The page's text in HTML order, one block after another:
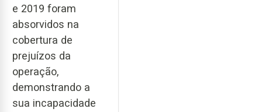
e 2019 foram
absorvidos na
cobertura de
prejuízos da
operação,
demonstrando a
sua incapacidade